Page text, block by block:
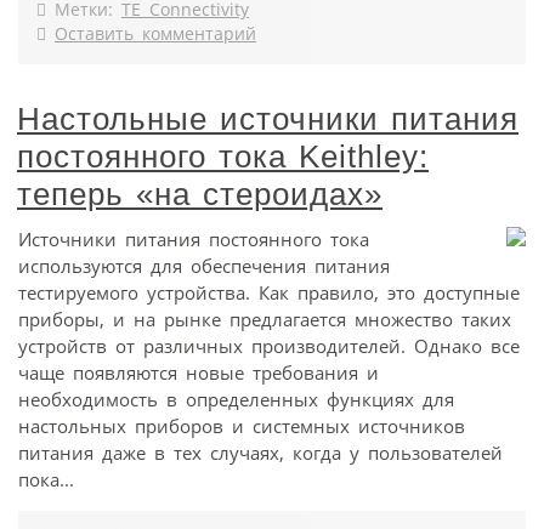
Метки: TE Connectivity
Оставить комментарий
Настольные источники питания
постоянного тока Keithley:
теперь «на стероидах»
Источники питания постоянного тока
используются для обеспечения питания
тестируемого устройства. Как правило, это доступные
приборы, и на рынке предлагается множество таких
устройств от различных производителей. Однако все
чаще появляются новые требования и
необходимость в определенных функциях для
настольных приборов и системных источников
питания даже в тех случаях, когда у пользователей
пока...